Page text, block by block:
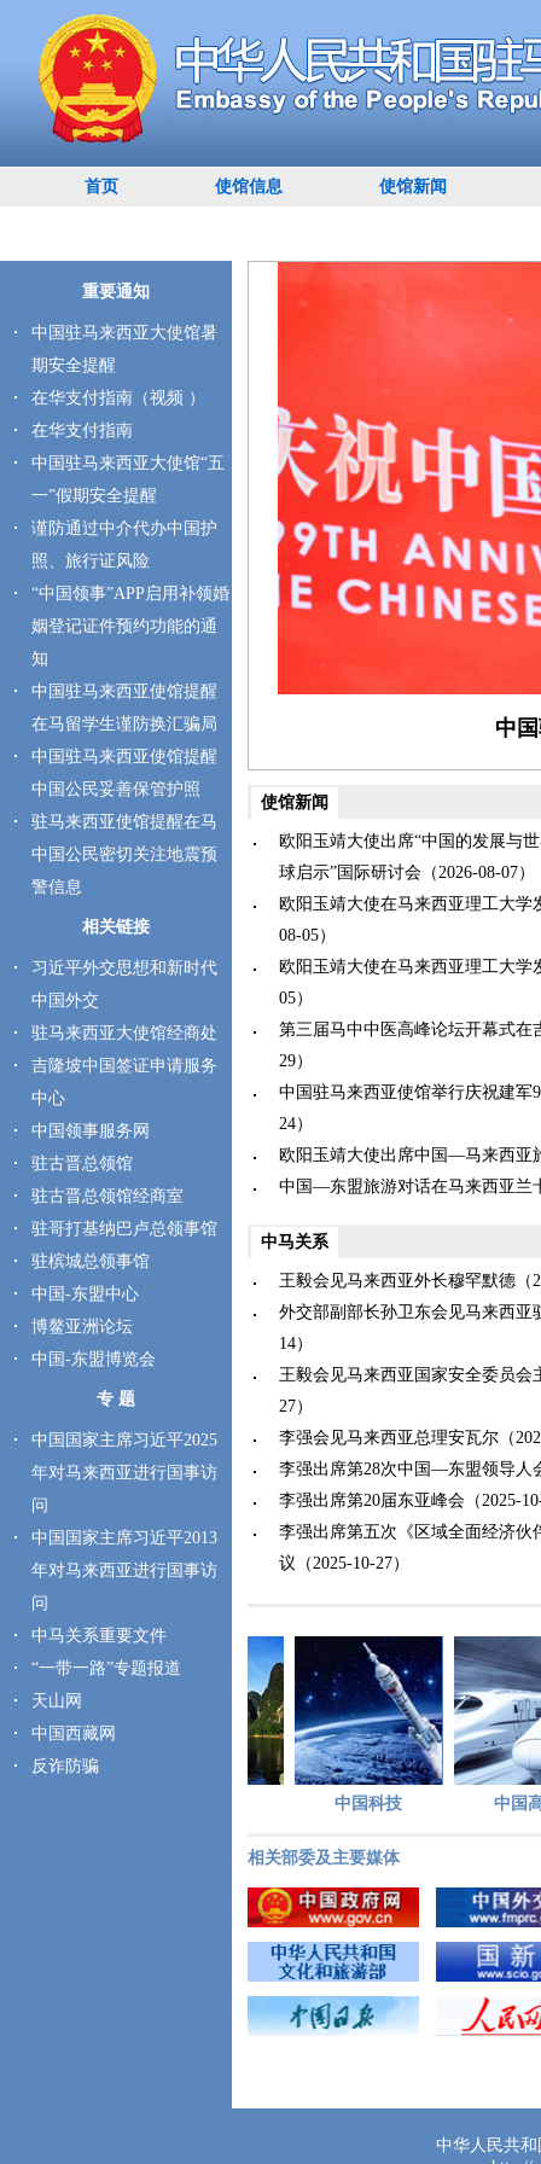
首页 使馆信息 使馆新闻
重要通知
中国驻马来西亚大使馆暑
期安全提醒
在华支付指南（视频 ）
在华支付指南
中国驻马来西亚大使馆“五
一”假期安全提醒
谨防通过中介代办中国护
照、旅行证风险
“中国领事”APP启用补领婚
姻登记证件预约功能的通
知
中国驻马来西亚使馆提醒
在马留学生谨防换汇骗局
中国驻马来西亚使馆提醒
中国公民妥善保管护照
驻马来西亚使馆提醒在马
中国公民密切关注地震预
警信息
相关链接
习近平外交思想和新时代
中国外交
驻马来西亚大使馆经商处
吉隆坡中国签证申请服务
中心
中国领事服务网
驻古晋总领馆
驻古晋总领馆经商室
驻哥打基纳巴卢总领事馆
驻槟城总领事馆
中国-东盟中心
博鳌亚洲论坛
中国-东盟博览会
专 题
中国国家主席习近平2025
年对马来西亚进行国事访
问
中国国家主席习近平2013
年对马来西亚进行国事访
问
中马关系重要文件
“一带一路”专题报道
天山网
中国西藏网
反诈防骗
中
使馆新闻
欧阳玉靖大使出席“中国的发展与
球启示”国际研讨会（2026-08-07）
欧阳玉靖大使在马来西亚理工大学
08-05）
欧阳玉靖大使在马来西亚理工大学
05）
第三届马中中医高峰论坛开幕式在
29）
中国驻马来西亚使馆举行庆祝建军
24）
欧阳玉靖大使出席中国—马来西亚
中国—东盟旅游对话在马来西亚兰
中马关系
王毅会见马来西亚外长穆罕默德（
外交部副部长孙卫东会见马来西亚
14）
王毅会见马来西亚国家安全委员会
27）
李强会见马来西亚总理安瓦尔（
李强出席第28次中国—东盟领导人
李强出席第20届东亚峰会（2025-
李强出席第五次《区域全面经济伙
议（2025-10-27）
中国科技 中国高
相关部委及主要媒体
中华人民共